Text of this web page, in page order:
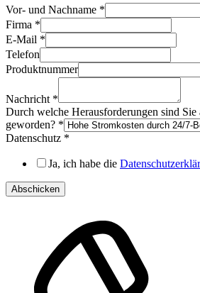
Vor- und Nachname *
Firma *
Datenschutz
aufmerksam
E-Mail *
Telefon
Produktnummer
Nachricht *
Durch welche Herausforderungen sind Sie
geworden? *
Datenschutz *
Ja, ich habe die
Abschicken